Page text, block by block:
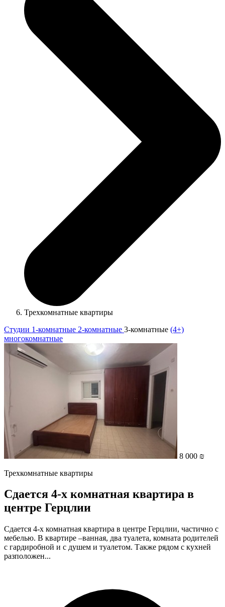
Трехкомнатные квартиры
Студии 1-комнатные 2-комнатные 3-комнатные (4+)
многокомнатные
8 000 ₪
Трехкомнатные квартиры
Сдается 4-х комнатная квартира в
центре Герцлии
Сдается 4-х комнатная квартира в центре Герцлии, частично с
мебелью. В квартире –ванная, два туалета, комната родителей
с гардиробной и с душем и туалетом. Также рядом с кухней
разположен...